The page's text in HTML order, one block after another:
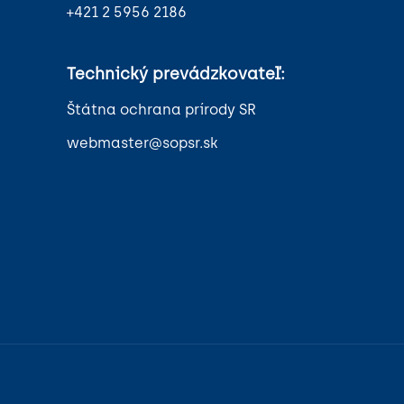
+421 2 5956 2186
Technický prevádzkovateľ:
Štátna ochrana prírody SR
webmaster@sopsr.sk